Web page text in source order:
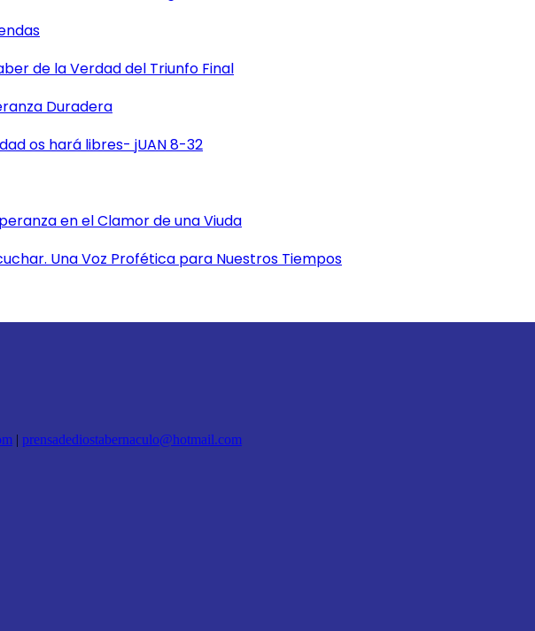
de la Verdad del Triunfo Final
Duradera
os hará libres- jUAN 8-32
en el Clamor de una Viuda
Una Voz Profética para Nuestros Tiempos
| prensadediostabernaculo@hotmail.com